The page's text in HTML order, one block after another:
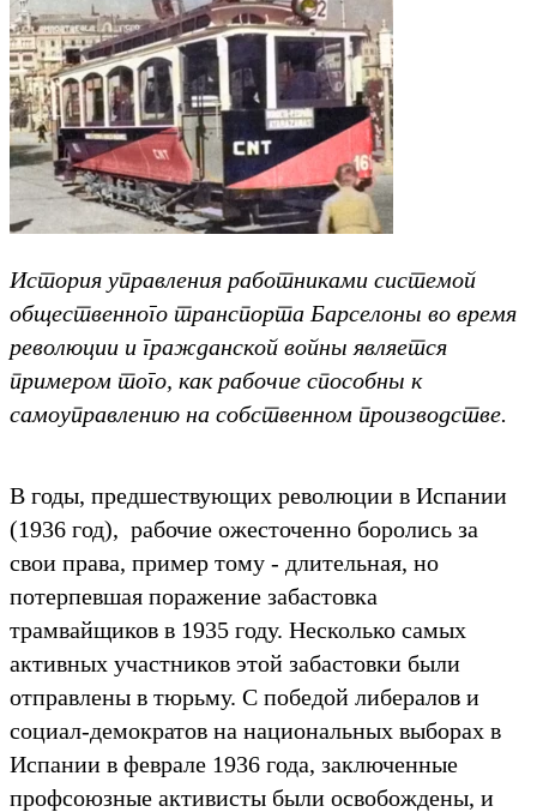
История управления работниками системой
общественного транспорта Барселоны во время
революции и гражданской войны является
примером того, как рабочие способны к
самоуправлению на собственном производстве.
В годы, предшествующих революции в Испании
(1936 год), рабочие ожесточенно боролись за
свои права, пример тому - длительная, но
потерпевшая поражение забастовка
трамвайщиков в 1935 году. Несколько самых
активных участников этой забастовки были
отправлены в тюрьму. С победой либералов и
социал-демократов на национальных выборах в
Испании в феврале 1936 года, заключенные
профсоюзные активисты были освобождены, и